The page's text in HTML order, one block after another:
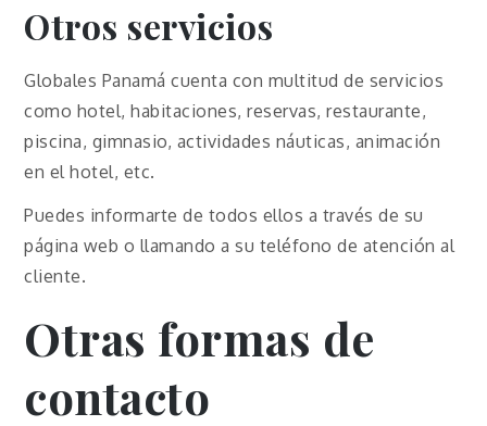
Otros servicios
Globales Panamá cuenta con multitud de servicios
como hotel, habitaciones, reservas, restaurante,
piscina, gimnasio, actividades náuticas, animación
en el hotel, etc.
Puedes informarte de todos ellos a través de su
página web o llamando a su teléfono de atención al
cliente.
Otras formas de
contacto